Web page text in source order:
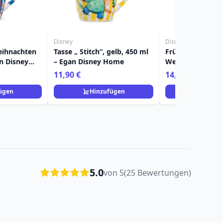
Disney
Disney
Tasse „ Stitch“, gelb, 450 ml
– Egan Disney Home
11,90 €
Hinzufügen
Disney
Weihnachten
Disney Home
14,90 €
5.0von 5(25 Bewertungen)